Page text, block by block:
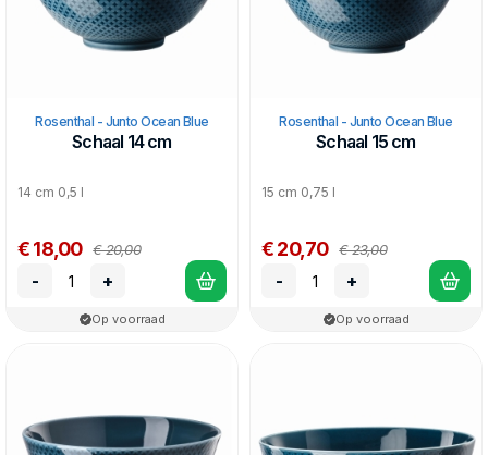
Rosenthal - Junto Ocean Blue
Schaal 14 cm
14 cm 0,5 l
€ 18,00 € 20,00
- +
Op voorraad
Rosenthal - Junto Ocean Blue
Schaal 15 cm
15 cm 0,75 l
€ 20,70 € 23,00
- +
Op voorraad